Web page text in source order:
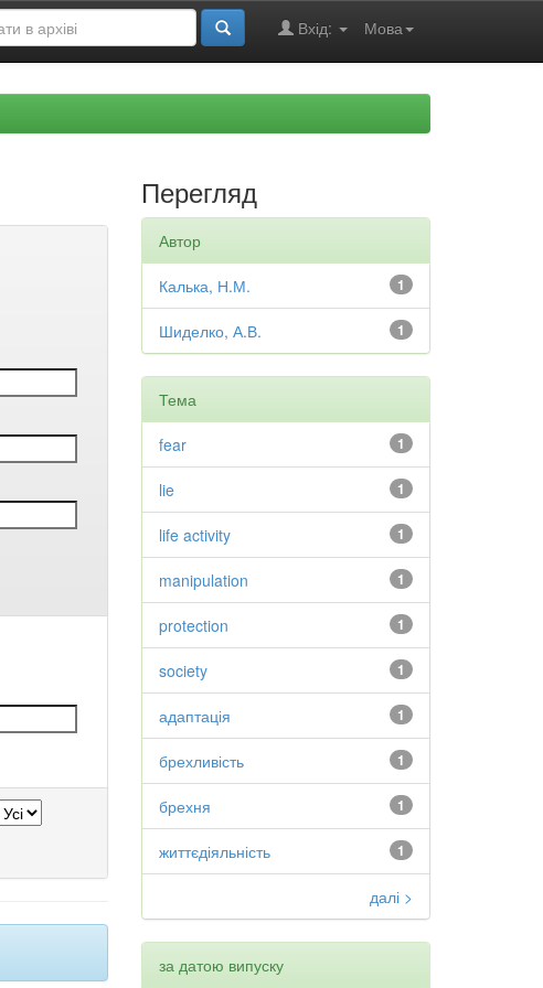
Мова
Вхід:
Перегляд
Автор
1
Калька, Н.М.
1
Шиделко, А.В.
Тема
1
fear
1
lie
1
life activity
1
manipulation
1
protection
1
society
1
адаптація
1
брехливість
1
брехня
1
життєдіяльність
далі >
за датою випуску